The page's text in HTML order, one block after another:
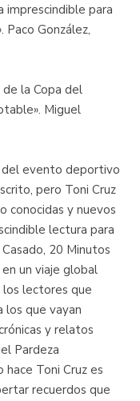
imprescindible para
González,
la Copa del
Miguel
del evento deportivo
pero Toni Cruz
conocidas y nuevos
lectura para
20 Minutos
un viaje global
los lectores que
que vayan
y relatos
Pardeza
hace Toni Cruz es
recuerdos que